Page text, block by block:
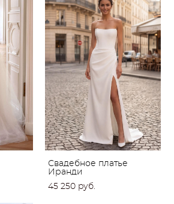
Свадебное платье
Иранди
45 250 pуб.